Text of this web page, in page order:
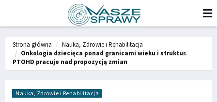
Strona główna
Nauka, Zdrowie i Rehabilitacja
Onkologia dziecięca ponad granicami wieku i struktur.
PTOHD pracuje nad propozycją zmian
Nauka, Zdrowie i Rehabilitacja